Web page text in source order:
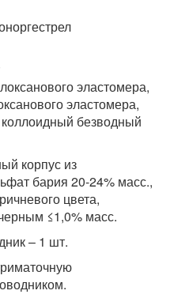
эластомера,
эластомера,
безводный
корпус из
бария 20-24% масс.,
цвета,
≤1,0% масс.
– 1 шт.